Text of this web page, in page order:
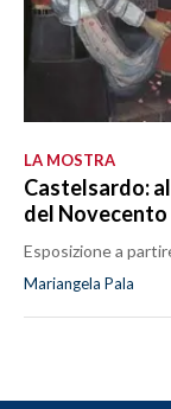
LA MOSTRA
Castelsardo:
del Novecento
Esposizione a
Mariangela Pala